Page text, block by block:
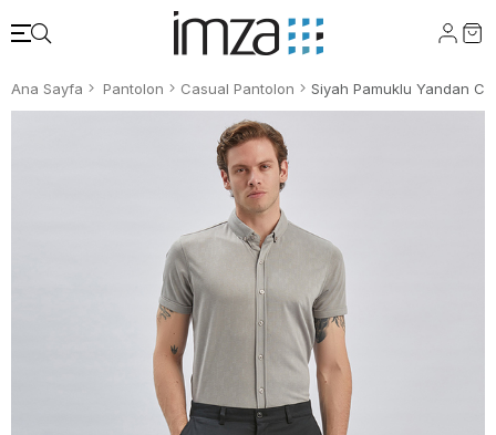
Ana Sayfa Pantolon Casual Pantolon